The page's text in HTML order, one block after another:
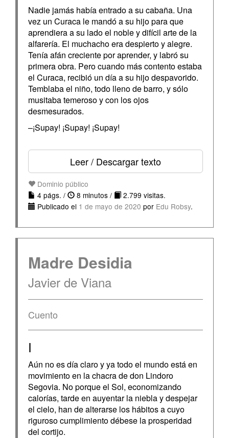
Nadie jamás había entrado a su cabaña. Una
vez un Curaca le mandó a su hijo para que
aprendiera a su lado el noble y difícil arte de la
alfarería. El muchacho era despierto y alegre.
Tenía afán creciente por aprender, y labró su
primera obra. Pero cuando más contento estaba
el Curaca, recibió un día a su hijo despavorido.
Temblaba el niño, todo lleno de barro, y sólo
musitaba temeroso y con los ojos
desmesurados.
–¡Supay! ¡Supay! ¡Supay!
Leer / Descargar texto
Dominio público
4 págs. /
8 minutos /
2.799 visitas.
Publicado el 1 de mayo de 2020 por Edu Robsy.
Madre Desidia
Javier de Viana
Cuento
I
Aún no es día claro y ya todo el mundo está en
movimiento en la chacra de don Lindoro
Segovia. No porque el Sol, economizando
calorías, tarde en auyentar la niebla y despejar
el cielo, han de alterarse los hábitos a cuyo
riguroso cumplimiento débese la prosperidad
del cortijo.